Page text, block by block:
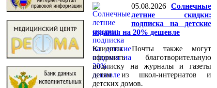
05.08.2026 Солнечные
летние скидки:
подписка на детские
издания на 20% дешевле
Клиенты Почты также могут
оформить благотворительную
подписку на журналы и газеты
детям из школ-интернатов и
детских домов.